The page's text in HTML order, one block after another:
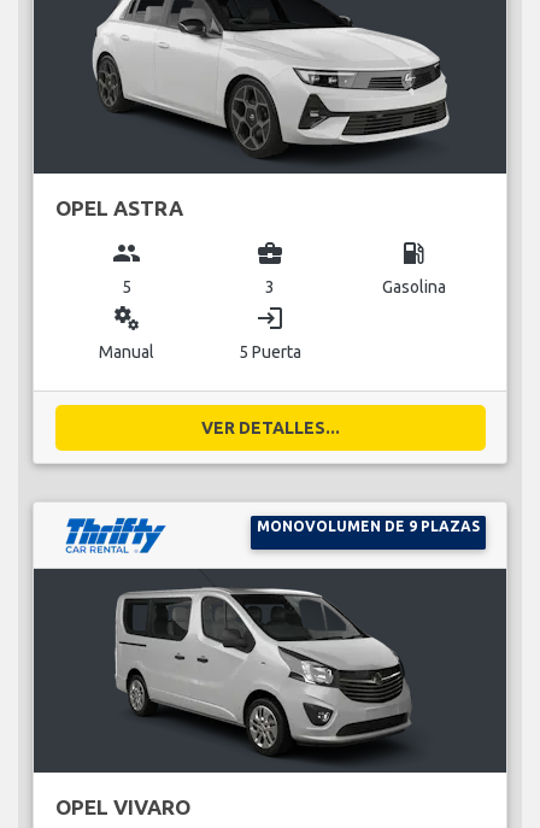
OPEL ASTRA
group
5
business_center
3
local_gas_station
Gasolina
miscellaneous_services
Manual
login
5 Puerta
VER DETALLES...
MONOVOLUMEN DE 9 PLAZAS
OPEL VIVARO